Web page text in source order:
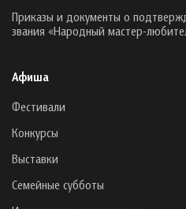
Приказы и документы о
звания «Народный мастер-
Афиша
Фестивали
Конкурсы
Выставки
Семейные субботы